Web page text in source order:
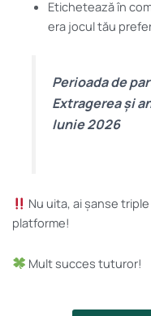
Etichetează în
era jocul tău
Perioada de
Extragerea și
Iunie 2026
Nu uita, ai șanse
platforme!
Mult succes tuturor!